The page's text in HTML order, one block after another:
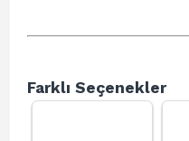
Farklı Seçenekler